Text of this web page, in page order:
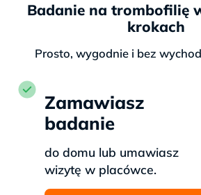
Badanie na trombofilię
krokach
Prosto, wygodnie i bez
Zamawiasz
badanie
do domu lub umawiasz
wizytę w placówce.